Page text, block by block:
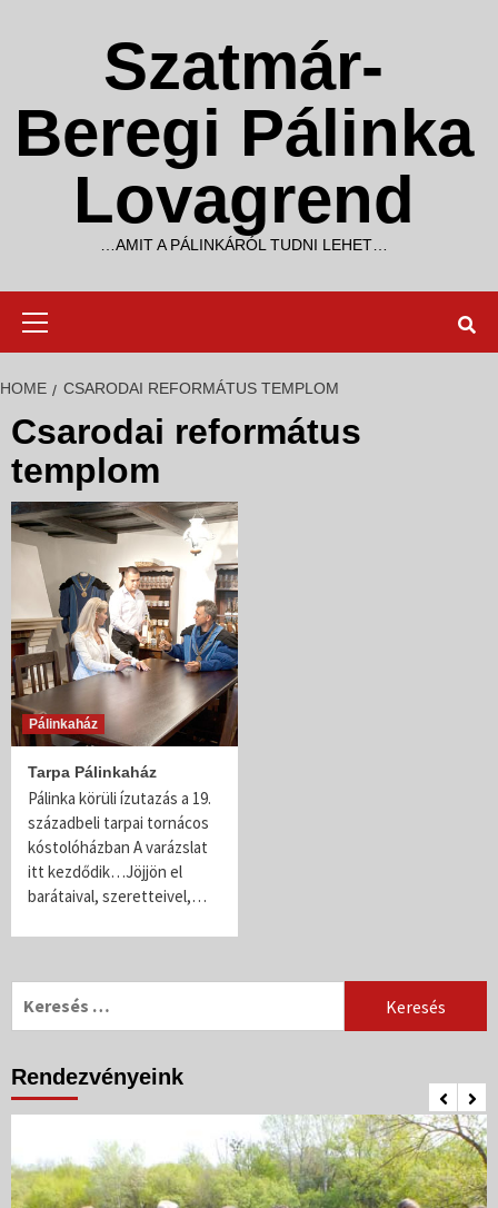
Szatmár-
Beregi Pálinka
Lovagrend
…AMIT A PÁLINKÁRÓL TUDNI LEHET…
HOME CSARODAI REFORMÁTUS TEMPLOM
Csarodai református
templom
Pálinkaház
Tarpa Pálinkaház
Pálinka körüli ízutazás a 19.
századbeli tarpai tornácos
kóstolóházban A varázslat
itt kezdődik…Jöjjön el
barátaival, szeretteivel,…
Keresés:
Rendezvényeink